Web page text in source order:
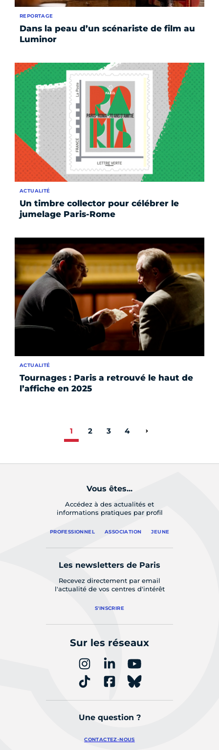
Dans la peau d’un scénariste de film au
Luminor
REPORTAGE
Un timbre collector pour célébrer le
jumelage Paris-Rome
ACTUALITÉ
Tournages : Paris a retrouvé le haut de
l’affiche en 2025
ACTUALITÉ
1 2 3 4 Page suivante
Vous êtes...
Accédez à des actualités et
informations pratiques par profil
PROFESSIONNEL ASSOCIATION JEUNE
Les newsletters de Paris
Recevez directement par email
l'actualité de vos centres d'intérêt
S'INSCRIRE
Sur les réseaux
Une question ?
CONTACTEZ-NOUS